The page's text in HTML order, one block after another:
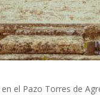
el Pazo Torres de